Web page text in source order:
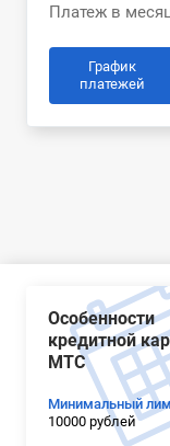
Платеж в
График
платежей
Особенности
кредитной
МТС
Минимальный
10000 рублей